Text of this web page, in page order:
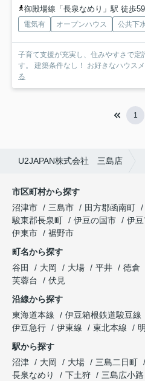
御殿場線「長泉なめり」駅 徒歩
電気有 オープンハウス 公共下
子育て支援が充実し、住みやすさで定
す。 建築条件なし！ お好きなハウ
る
1
U2JAPAN株式会社 三島店
市区町村から探す
沼津市
三島市 田方郡函南町
駿東郡長泉町
伊豆の国市 伊
伊東市
裾野市
町名から探す
谷田
大岡 大場 平井 徳倉
芙蓉台
伏見
沿線から探す
東海道本線
伊豆箱根鉄道駿豆線
伊豆急行
伊東線 東北本線
駅から探す
沼津
大岡 大場 三島二日町
長泉なめり
下土狩 三島広小路